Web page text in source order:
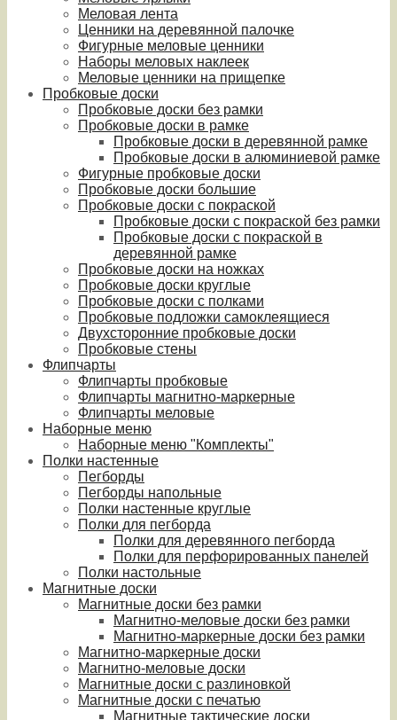
Меловая лента
Ценники на деревянной палочке
Фигурные меловые ценники
Наборы меловых наклеек
Меловые ценники на прищепке
Пробковые доски
Пробковые доски без рамки
Пробковые доски в рамке
Пробковые доски в деревянной рамке
Пробковые доски в алюминиевой рамке
Фигурные пробковые доски
Пробковые доски большие
Пробковые доски с покраской
Пробковые доски с покраской без рамки
Пробковые доски с покраской в
деревянной рамке
Пробковые доски на ножках
Пробковые доски круглые
Пробковые доски с полками
Пробковые подложки самоклеящиеся
Двухсторонние пробковые доски
Пробковые стены
Флипчарты
Флипчарты пробковые
Флипчарты магнитно-маркерные
Флипчарты меловые
Наборные меню
Наборные меню "Комплекты"
Полки настенные
Пегборды
Пегборды напольные
Полки настенные круглые
Полки для пегборда
Полки для деревянного пегборда
Полки для перфорированных панелей
Полки настольные
Магнитные доски
Магнитные доски без рамки
Магнитно-меловые доски без рамки
Магнитно-маркерные доски без рамки
Магнитно-маркерные доски
Магнитно-меловые доски
Магнитные доски с разлиновкой
Магнитные доски с печатью
Магнитные тактические доски